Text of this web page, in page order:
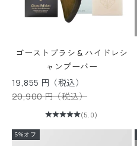
ゴーストブラシ & ハイドレシ
ャンプーバー
セール価格
19,855 円（税込）
通常価格
20,900 円（税込）
(5.0)
5%オフ